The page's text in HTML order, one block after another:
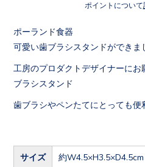
ポイントについて
ポーランド食器
可愛い歯ブラシスタンドができま
工房のプロダクトデザイナーに
ブラシスタンド
歯ブラシやペンたてにとっても便
サイズ 約W4.5×H3.5×D4.5cm